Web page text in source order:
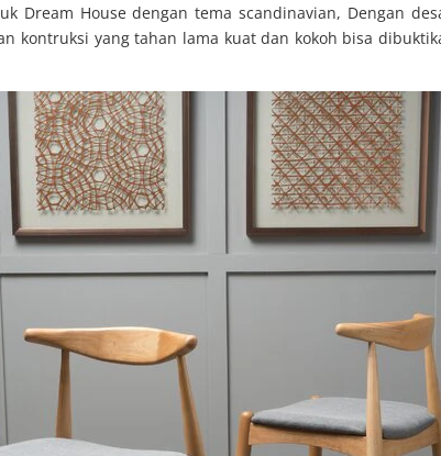
Dream House dengan tema scandinavian, Dengan
kontruksi yang tahan lama kuat dan kokoh bisa